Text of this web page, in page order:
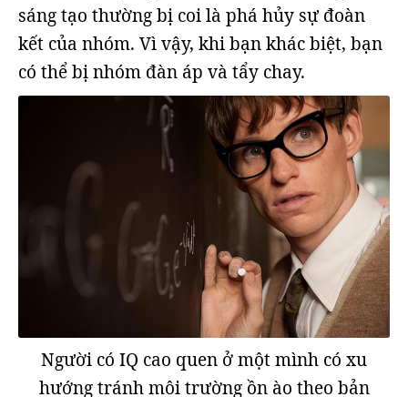
sáng tạo thường bị coi là phá hủy sự đoàn
kết của nhóm. Vì vậy, khi bạn khác biệt, bạn
có thể bị nhóm đàn áp và tẩy chay.
Người có IQ cao quen ở một mình có xu
hướng tránh môi trường ồn ào theo bản